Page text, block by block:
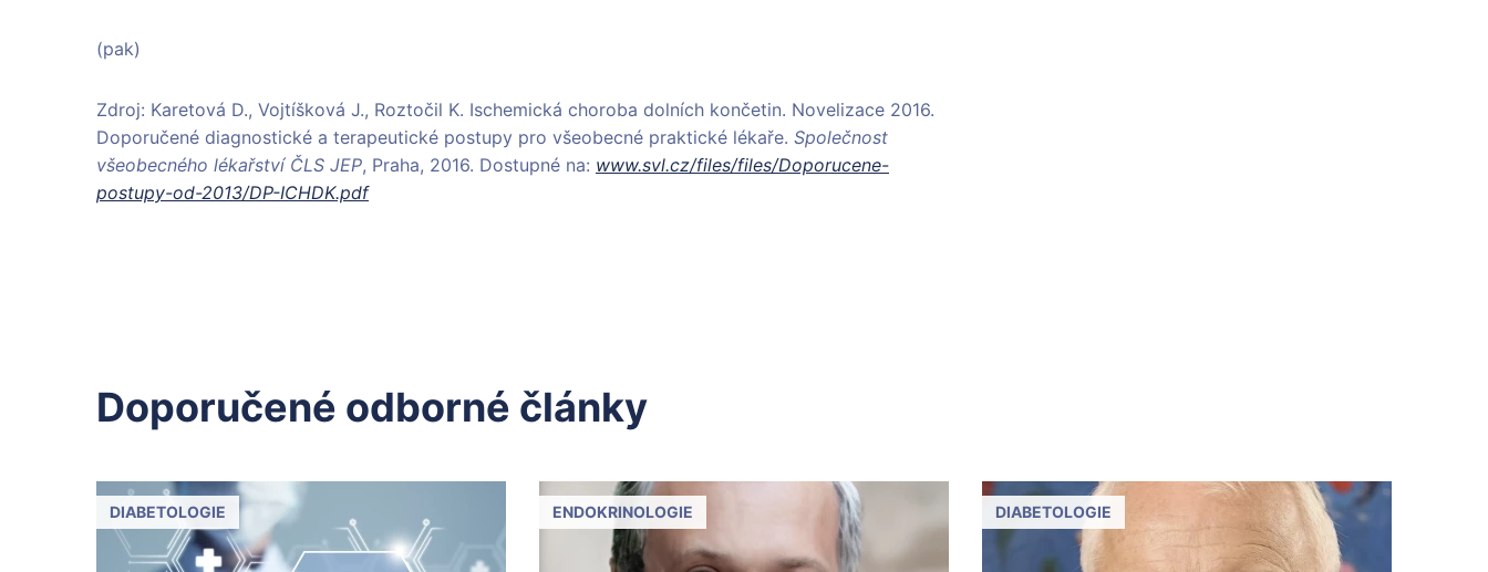
(pak)
Zdroj: Karetová D., Vojtíšková J., Roztočil K. Ischemická choroba dolních končetin. Novelizace 2016.
Doporučené diagnostické a terapeutické postupy pro všeobecné praktické lékaře. Společnost
všeobecného lékařství ČLS JEP, Praha, 2016. Dostupné na: www.svl.cz/files/files/Doporucene-
postupy-od-2013/DP-ICHDK.pdf
Doporučené odborné články
DIABETOLOGIE ENDOKRINOLOGIE DIABETOLOGIE